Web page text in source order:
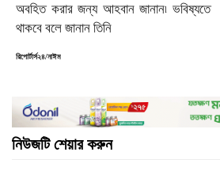
অবহিত করার জন্য আহবান জানান৷ ভবিষ্যতে
থাকবে বলে জানান তিনি
রিপোর্টার্স২৪/নাঈম
নিউজটি শেয়ার করুন